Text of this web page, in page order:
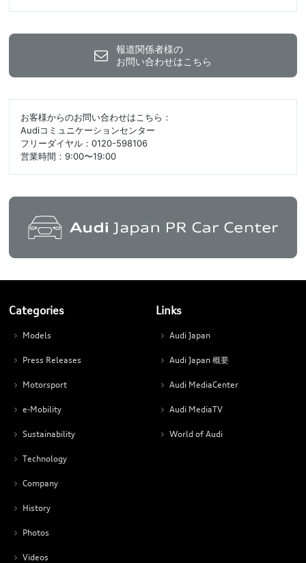
報道関係者様の
お問い合わせはこちら
お客様からのお問い合わせはこちら：
Audiコミュニケーションセンター
フリーダイヤル：0120-598106
営業時間：9:00〜19:00
Categories
Models
Press Releases
Motorsport
e-Mobility
Sustainability
Technology
Company
History
Photos
Videos
Links
Audi Japan
Audi Japan 概要
Audi MediaCenter
Audi MediaTV
World of Audi